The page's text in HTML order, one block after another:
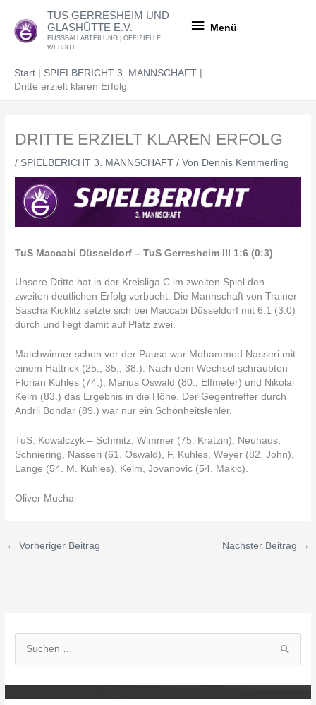
Inhalt
springen
TUS GERRESHEIM UND
GLASHÜTTE E.V.
FUSSBALLABTEILUNG | OFFIZIELLE
WEBSITE
Menü
Start
SPIELBERICHT 3. MANNSCHAFT
Dritte erzielt klaren Erfolg
DRITTE ERZIELT KLAREN ERFOLG
/ SPIELBERICHT 3. MANNSCHAFT / Von Dennis Kemmerling
TuS Maccabi Düsseldorf – TuS Gerresheim III 1:6 (0:3)
Unsere Dritte hat in der Kreisliga C im zweiten Spiel den
zweiten deutlichen Erfolg verbucht. Die Mannschaft von Trainer
Sascha Kicklitz setzte sich bei Maccabi Düsseldorf mit 6:1 (3:0)
durch und liegt damit auf Platz zwei.
Matchwinner schon vor der Pause war Mohammed Nasseri mit
einem Hattrick (25., 35., 38.). Nach dem Wechsel schraubten
Florian Kuhles (74.), Marius Oswald (80., Elfmeter) und Nikolai
Kelm (83.) das Ergebnis in die Höhe. Der Gegentreffer durch
Andrii Bondar (89.) war nur ein Schönheitsfehler.
TuS: Kowalczyk – Schmitz, Wimmer (75. Kratzin), Neuhaus,
Schniering, Nasseri (61. Oswald), F. Kuhles, Weyer (82. John),
Lange (54. M. Kuhles), Kelm, Jovanovic (54. Makic).
Oliver Mucha
← Vorheriger Beitrag Nächster Beitrag →